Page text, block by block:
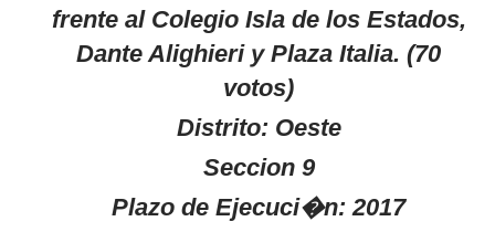
frente al Colegio Isla de los Estados,
Dante Alighieri y Plaza Italia. (70
votos)
Distrito: Oeste
Seccion 9
Plazo de Ejecuci�n: 2017